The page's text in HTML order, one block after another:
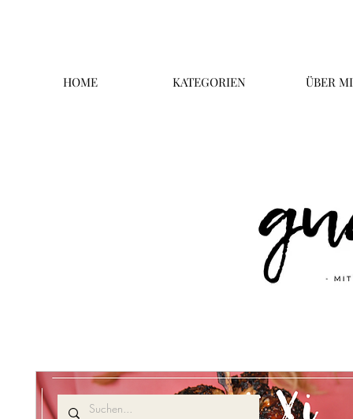
HOME KATEGORIEN ÜBER